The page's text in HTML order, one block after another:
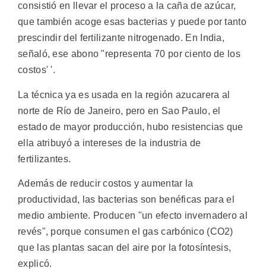
consistió en llevar el proceso a la caña de azúcar,
que también acoge esas bacterias y puede por tanto
prescindir del fertilizante nitrogenado. En India,
señaló, ese abono "representa 70 por ciento de los
costos' '.
La técnica ya es usada en la región azucarera al
norte de Río de Janeiro, pero en Sao Paulo, el
estado de mayor producción, hubo resistencias que
ella atribuyó a intereses de la industria de
fertilizantes.
Además de reducir costos y aumentar la
productividad, las bacterias son benéficas para el
medio ambiente. Producen "un efecto invernadero al
revés", porque consumen el gas carbónico (CO2)
que las plantas sacan del aire por la fotosíntesis,
explicó.